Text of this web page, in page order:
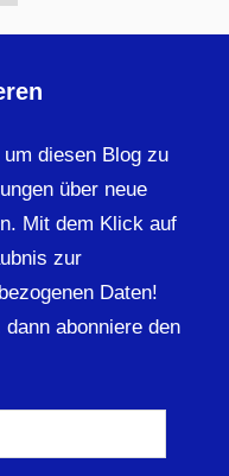
diesen Blog zu
über neue
Mit dem Klick auf
zur
Daten!
abonniere den